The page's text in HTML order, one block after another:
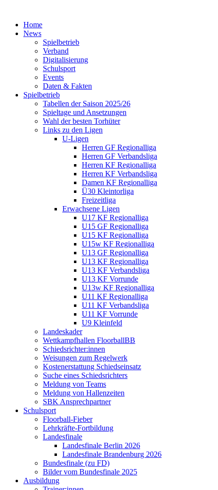
Home
News
Spielbetrieb
Verband
Digitalisierung
Schulsport
Events
Daten & Fakten
Spielbetrieb
Tabellen der Saison 2025/26
Spieltage und Ansetzungen
Wahl der besten Torhüter
Links zu den Ligen
U-Ligen
Herren GF Regionalliga
Herren GF Verbandsliga
Herren KF Regionalliga
Herren KF Verbandsliga
Damen KF Regionalliga
Ü30 Kleintorliga
Freizeitliga
Erwachsene Ligen
U17 KF Regionalliga
U15 GF Regionalliga
U15 KF Regionalliga
U15w KF Regionalliga
U13 GF Regionalliga
U13 KF Regionalliga
U13 KF Verbandsliga
U13 KF Vorrunde
U13w KF Regionalliga
U11 KF Regionalliga
U11 KF Verbandsliga
U11 KF Vorrunde
U9 Kleinfeld
Landeskader
Wettkampfhallen FloorballBB
Schiedsrichter:innen
Weisungen zum Regelwerk
Kostenerstattung Schiedseinsatz
Suche eines Schiedsrichters
Meldung von Teams
Meldung von Hallenzeiten
SBK Ansprechpartner
Schulsport
Floorball-Fieber
Lehrkräfte-Fortbildung
Landesfinale
Landesfinale Berlin 2026
Landesfinale Brandenburg 2026
Bundesfinale (zu FD)
Bilder vom Bundesfinale 2025
Ausbildung